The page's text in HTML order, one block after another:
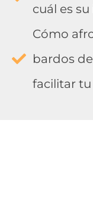
cuál es
Cómo
bardos
facilitar